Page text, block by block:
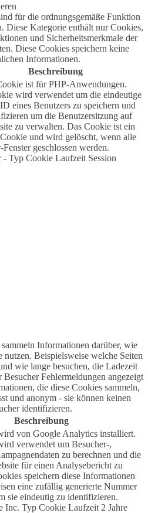
für die ordnungsgemäße Funktion
Diese Kategorie enthält nur Cookies,
und Sicherheitsmerkmale der
Diese Cookies speichern keine
Informationen.
Beschreibung
ist für PHP-Anwendungen.
wird verwendet um die eindeutige
eines Benutzers zu speichern und
um die Benutzersitzung auf
zu verwalten. Das Cookie ist ein
und wird gelöscht, wenn alle
geschlossen werden.
- Typ Cookie Laufzeit Session
Informationen darüber, wie
nutzen. Beispielsweise welche Seiten
wie lange besuchen, die Ladezeit
Besucher Fehlermeldungen angezeigt
die diese Cookies sammeln,
und anonym - sie können keinen
identifizieren.
Beschreibung
von Google Analytics installiert.
verwendet um Besucher-,
zu berechnen und die
für einen Analysebericht zu
speichern diese Informationen
eine zufällig generierte Nummer
sie eindeutig zu identifizieren.
Inc. Typ Cookie Laufzeit 2 Jahre